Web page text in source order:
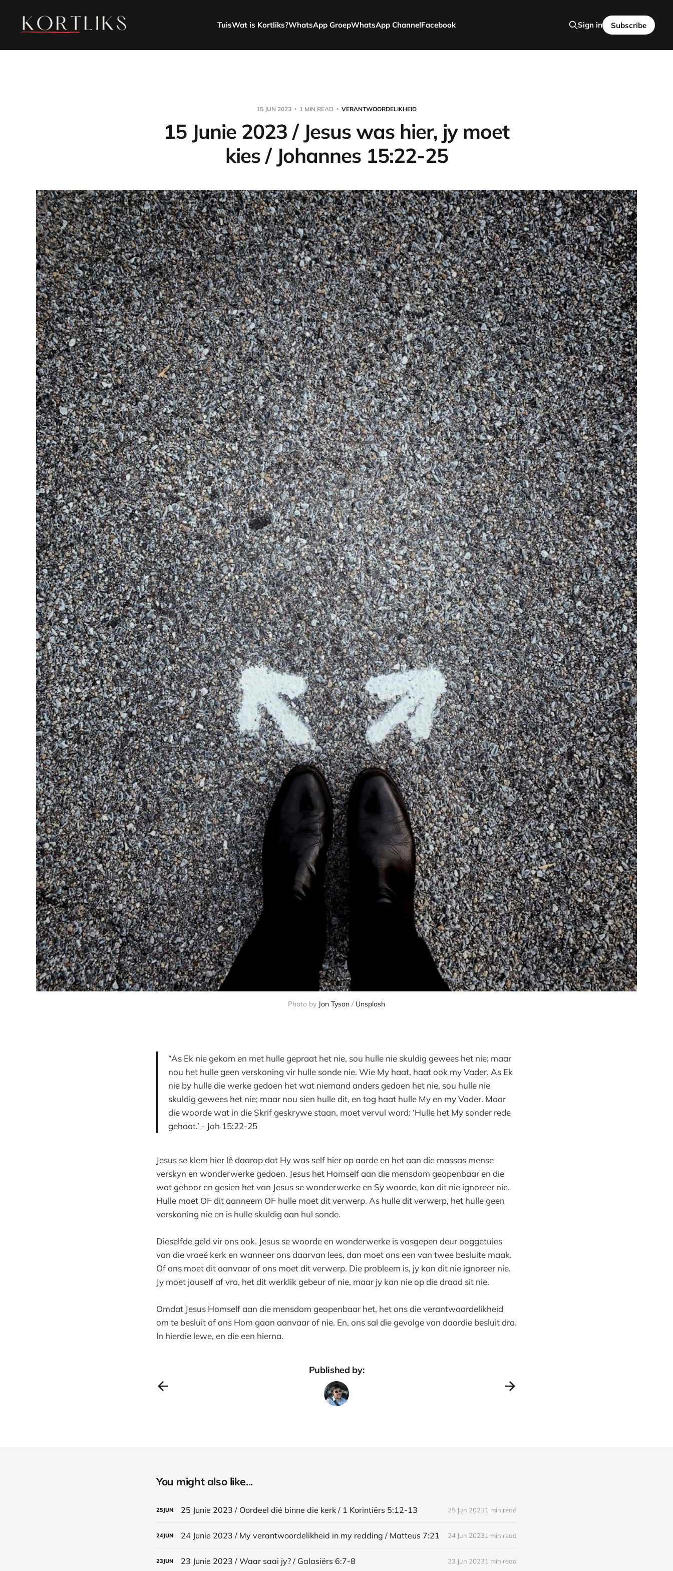
TuisWat is Kortliks?WhatsApp GroepWhatsApp ChannelFacebook Sign in Subscribe
15 JUN 2023 1 MIN READ VERANTWOORDELIKHEID
15 Junie 2023 / Jesus was hier, jy moet
kies / Johannes 15:22-25
Photo by Jon Tyson / Unsplash
“As Ek nie gekom en met hulle gepraat het nie, sou hulle nie skuldig gewees het nie; maar
nou het hulle geen verskoning vir hulle sonde nie. Wie My haat, haat ook my Vader. As Ek
nie by hulle die werke gedoen het wat niemand anders gedoen het nie, sou hulle nie
skuldig gewees het nie; maar nou sien hulle dit, en tog haat hulle My en my Vader. Maar
die woorde wat in die Skrif geskrywe staan, moet vervul word: ‘Hulle het My sonder rede
gehaat.’ - Joh 15:22-25
Jesus se klem hier lê daarop dat Hy was self hier op aarde en het aan die massas mense
verskyn en wonderwerke gedoen. Jesus het Homself aan die mensdom geopenbaar en die
wat gehoor en gesien het van Jesus se wonderwerke en Sy woorde, kan dit nie ignoreer nie.
Hulle moet OF dit aanneem OF hulle moet dit verwerp. As hulle dit verwerp, het hulle geen
verskoning nie en is hulle skuldig aan hul sonde.
Dieselfde geld vir ons ook. Jesus se woorde en wonderwerke is vasgepen deur ooggetuies
van die vroeë kerk en wanneer ons daarvan lees, dan moet ons een van twee besluite maak.
Of ons moet dit aanvaar of ons moet dit verwerp. Die probleem is, jy kan dit nie ignoreer nie.
Jy moet jouself af vra, het dit werklik gebeur of nie, maar jy kan nie op die draad sit nie.
Omdat Jesus Homself aan die mensdom geopenbaar het, het ons die verantwoordelikheid
om te besluit of ons Hom gaan aanvaar of nie. En, ons sal die gevolge van daardie besluit dra.
In hierdie lewe, en die een hierna.
Published by:
You might also like...
25JUN 25 Junie 2023 / Oordeel dié binne die kerk / 1 Korintiërs 5:12-13 25 Jun 20231 min read
24JUN 24 Junie 2023 / My verantwoordelikheid in my redding / Matteus 7:21 24 Jun 20231 min read
23JUN 23 Junie 2023 / Waar saai jy? / Galasiërs 6:7-8 23 Jun 20231 min read